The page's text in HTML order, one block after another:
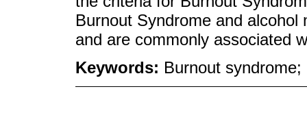
Burnout Syndrome and
and are commonly associated
Keywords: Burnout